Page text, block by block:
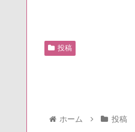
投稿
ホーム 投稿